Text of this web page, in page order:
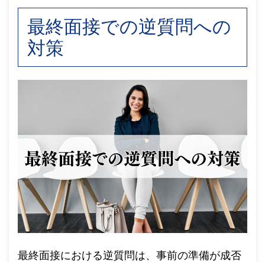
最終面接での逆質問への
対策
最終面接における逆質問は、事前の準備が成否